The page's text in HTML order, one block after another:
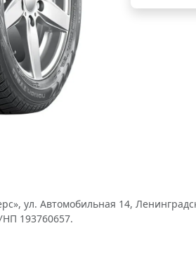
ул. Автомобильная 14,
193760657.